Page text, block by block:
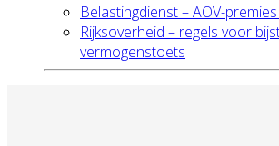
Belastingdienst – AOV-
Rijksoverheid – regels voor
vermogenstoets